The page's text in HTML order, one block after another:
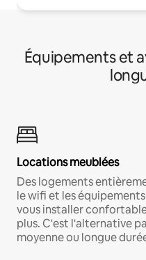
Équipements et
Locations meublées
Des logements
le wifi et les
vous installer
plus. C'est l'alternative
moyenne ou longue